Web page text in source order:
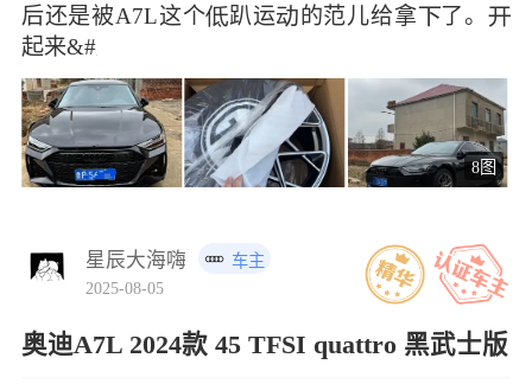
后还是被A7L这个趴运的范儿给拿了。
起来&#x
8图
星辰大海嗨
车主
2025-08-05
奥迪A7L 2024款 45 TFSI quattro 黑武士版